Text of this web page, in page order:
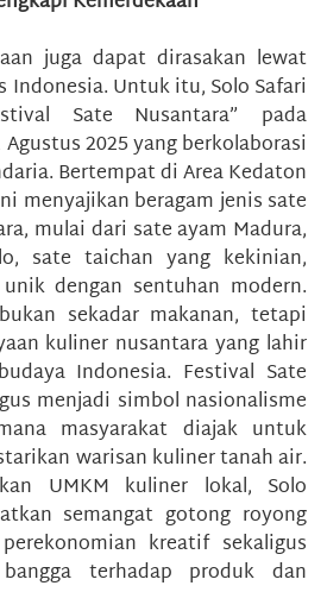
juga dapat dirasakan lewat
Indonesia. Untuk itu, Solo Safari
Sate Nusantara” pada
2025 yang berkolaborasi
Bertempat di Area Kedaton
menyajikan beragam jenis sate
mulai dari sate ayam Madura,
sate taichan yang kekinian,
dengan sentuhan modern.
sekadar makanan, tetapi
kuliner nusantara yang lahir
Indonesia. Festival Sate
menjadi simbol nasionalisme
masyarakat diajak untuk
warisan kuliner tanah air.
UMKM kuliner lokal, Solo
semangat gotong royong
kreatif sekaligus
terhadap produk dan